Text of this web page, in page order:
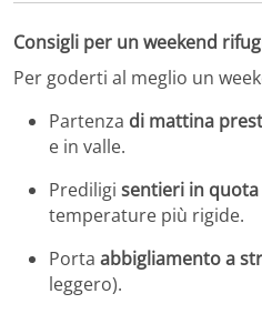
Consigli per un weekend
Per goderti al meglio un
Partenza di mattina
e in valle.
Prediligi sentieri in quota
temperature più rigide.
Porta abbigliamento a
leggero).